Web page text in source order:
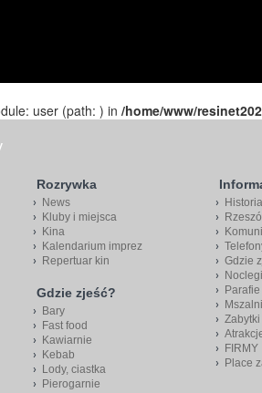
user (path: ) in /home/www/
Rozrywka
News
Kluby i miejsca
Kina
Kalendarium imprez
Repertuar kin
Gdzie zjeść?
Bary
Fast food
Kawiarnie
Kebab
Lody, ciastka
Pierogarnie
Gdzie
Noclegi
Parafie
FIRMY
Place